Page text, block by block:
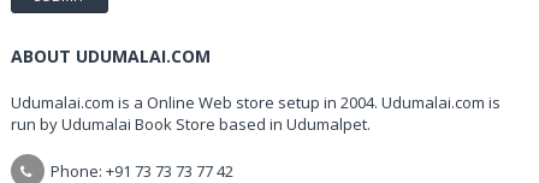
ABOUT UDUMALAI.COM
Udumalai.com is a Online Web store setup in 2004. Udumalai.com is
run by Udumalai Book Store based in Udumalpet.
Phone: +91 73 73 73 77 42